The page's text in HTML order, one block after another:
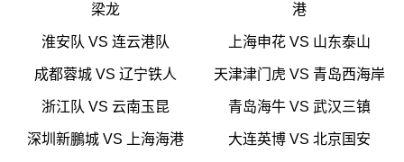
梁龙
港
淮安队 VS 连云港队 上海申花 VS 山东泰山
成都蓉城 VS 辽宁铁人 天津津门虎 VS 青岛西海岸
浙江队 VS 云南玉昆 青岛海牛 VS 武汉三镇
深圳新鵬城 VS 上海海港 大连英博 VS 北京国安